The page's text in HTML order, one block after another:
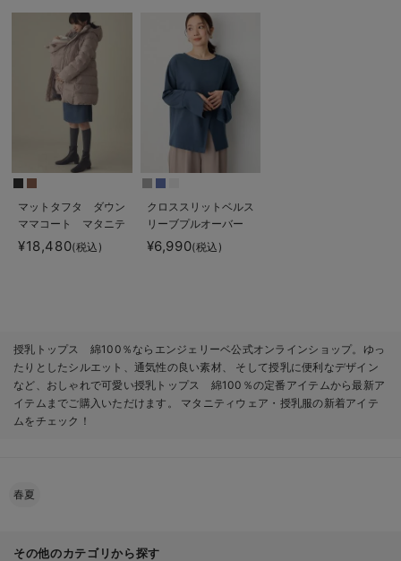
マットタフタ ダウン
ママコート マタニテ
ィ・産後授乳服【出産
後も長く使える】
¥18,480(税込)
クロススリットベルス
リーブプルオーバー
マタニティ・授乳服
【出産後も長く使え
¥6,990(税込)
授乳トップス 綿100％ならエンジェリーベ公式オンラインショップ。ゆっ
たりとしたシルエット、通気性の良い素材、 そして授乳に便利なデザイン
など、おしゃれで可愛い授乳トップス 綿100％の定番アイテムから最新ア
イテムまでご購入いただけます。 マタニティウェア・授乳服の新着アイテ
ムをチェック！
春夏
その他のカテゴリから探す